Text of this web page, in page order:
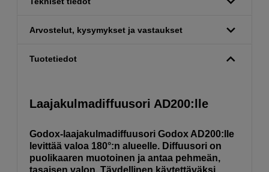
Arvostelut, kysymykset ja vastaukset
Tuotetiedot
Laajakulmadiffuusori AD200:lle
Godox-laajakulmadiffuusori Godox AD200:lle
levittää valoa 180°:n alueelle. Diffuusori on
puolikaaren muotoinen ja antaa pehmeän,